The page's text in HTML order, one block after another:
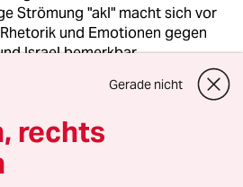
Strömung "akl" macht sich vor
und Emotionen gegen
Israel bemerkbar.
noch einige andere Themen, v.a.
in denen für radikale
mit dem
Etikett "Reformer"
gedeckelt werden.
Gerade nicht
rechts